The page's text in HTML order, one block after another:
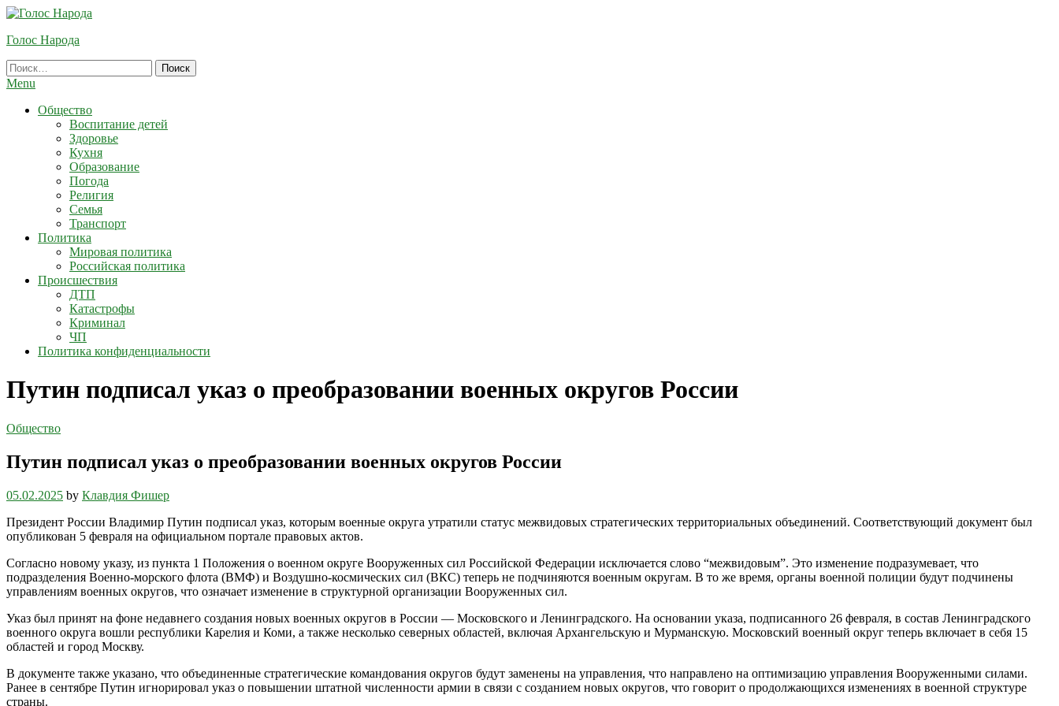
Skip
Content
Голос Народа
Найти:
Menu
Общество
Воспитание детей
Здоровье
Кухня
Образование
Погода
Религия
Семья
Транспорт
Политика
Мировая политика
Российская политика
Происшествия
ДТП
Катастрофы
Криминал
ЧП
Политика конфиденциальности
Путин подписал указ о преобразовании военных округов России
Общество
Путин подписал указ о преобразовании военных округов России
05.02.2025 by Клавдия Фишер
Президент России Владимир Путин подписал указ, которым военные округа утратили статус межвидовых стратегических территориальных объединений. Соответствующий документ был
опубликован 5 февраля на официальном портале правовых актов.
Согласно новому указу, из пункта 1 Положения о военном округе Вооруженных сил Российской Федерации исключается слово “межвидовым”. Это изменение подразумевает, что
подразделения Военно-морского флота (ВМФ) и Воздушно-космических сил (ВКС) теперь не подчиняются военным округам. В то же время, органы военной полиции будут подчинены
управлениям военных округов, что означает изменение в структурной организации Вооруженных сил.
Указ был принят на фоне недавнего создания новых военных округов в России — Московского и Ленинградского. На основании указа, подписанного 26 февраля, в состав Ленинградского
военного округа вошли республики Карелия и Коми, а также несколько северных областей, включая Архангельскую и Мурманскую. Московский военный округ теперь включает в себя 15
областей и город Москву.
В документе также указано, что объединенные стратегические командования округов будут заменены на управления, что направлено на оптимизацию управления Вооруженными силами.
Ранее в сентябре Путин игнорировал указ о повышении штатной численности армии в связи с созданием новых округов, что говорит о продолжающихся изменениях в военной структуре
страны.